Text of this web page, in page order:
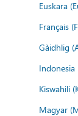
Euskara
Français
Gàidhlig
Indonesia
Kiswahili
Magyar